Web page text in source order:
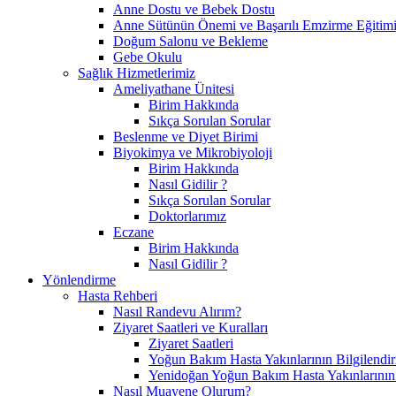
Anne Dostu ve Bebek Dostu
Anne Sütünün Önemi ve Başarılı Emzirme Eğitimi
Doğum Salonu ve Bekleme
Gebe Okulu
Sağlık Hizmetlerimiz
Ameliyathane Ünitesi
Birim Hakkında
Sıkça Sorulan Sorular
Beslenme ve Diyet Birimi
Biyokimya ve Mikrobiyoloji
Birim Hakkında
Nasıl Gidilir ?
Sıkça Sorulan Sorular
Doktorlarımız
Eczane
Birim Hakkında
Nasıl Gidilir ?
Yönlendirme
Hasta Rehberi
Nasıl Randevu Alırım?
Ziyaret Saatleri ve Kuralları
Ziyaret Saatleri
Yoğun Bakım Hasta Yakınlarının
Yenidoğan Yoğun Bakım Hasta
Nasıl Muayene Olurum?